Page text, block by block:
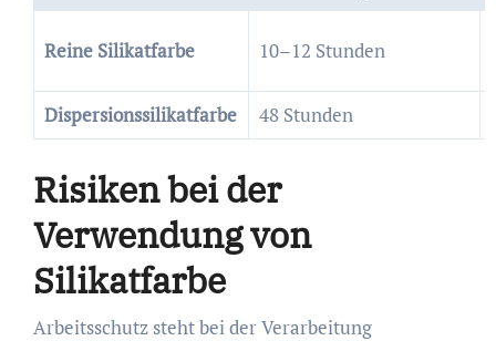
Reine Silikatfarbe 10–12 Stunden
Dispersionssilikatfarbe
48 Stunden
Risiken bei der
Verwendung von
Silikatfarbe
Arbeitsschutz steht bei der Verarbeitung